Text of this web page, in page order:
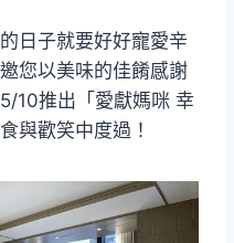
日子就要好好寵愛辛
您以美味的佳餚感謝
10推出「愛獻媽咪 幸
與歡笑中度過！